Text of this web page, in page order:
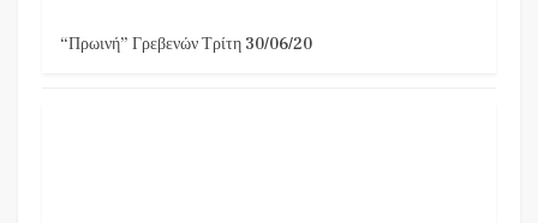
“Πρωινή” Γρεβενών Τρίτη 30/06/20